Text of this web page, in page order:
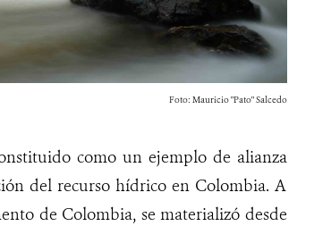
Foto: Mauricio "Pato" Salcedo
como un ejemplo de alianza
del recurso hídrico en Colombia. A
de Colombia, se materializó desde